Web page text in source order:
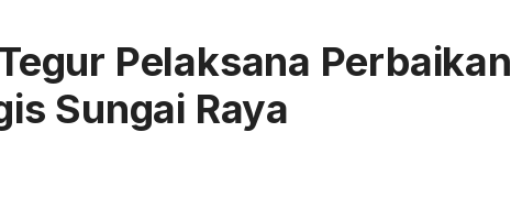
Pelaksana Perbaikan
Sungai Raya